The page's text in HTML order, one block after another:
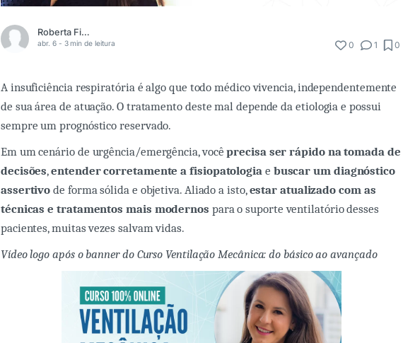
Roberta Fittipaldi
abr. 6 - 3 min de leitura 0 1 0
A insuficiência respiratória é algo que todo médico vivencia, independentemente
de sua área de atuação. O tratamento deste mal depende da etiologia e possui
sempre um prognóstico reservado.
Em um cenário de urgência/emergência, você precisa ser rápido na tomada de
decisões,entender corretamente a fisiopatologia e buscar um diagnóstico
assertivo de forma sólida e objetiva. Aliado a isto,estar atualizado com as
técnicas e tratamentos mais modernos para o suporte ventilatório desses
pacientes, muitas vezes salvam vidas.
Vídeo logo após o banner do Curso Ventilação Mecânica: do básico ao avançado